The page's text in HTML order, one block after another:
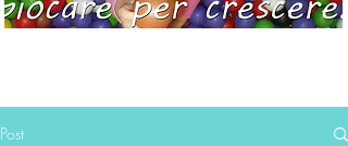
Post